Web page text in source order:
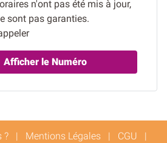
n'ont pas été mis à jour,
sont pas garanties.
Afficher le Numéro
? | Mentions Légales | CGU |